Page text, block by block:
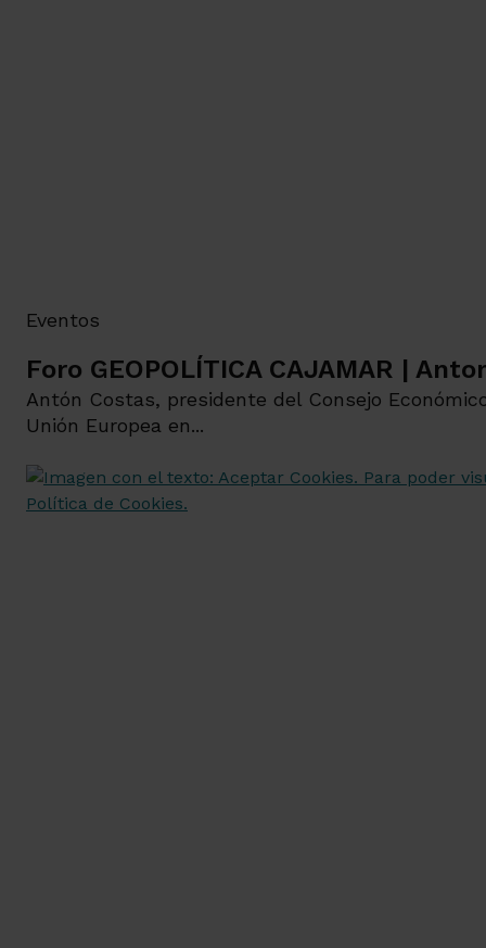
Eventos
Foro GEOPOLÍTICA CAJAMAR |
Antón Costas, presidente del Consejo
Unión Europea en...